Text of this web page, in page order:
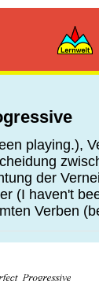
playing.),
der
(I haven't
Verben